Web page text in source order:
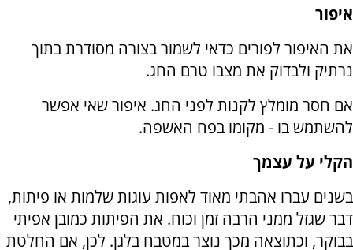
איפור
את האיפור לפורים כדאי לשמור בצורה מסודרת בתוך
נרתיק ולבדוק את מצבו טרם החג.
אם חסר מומלץ לקנות לפני החג. איפור שאי אפשר
להשתמש בו - מקומו בפח האשפה.
הקלי על עצמך
בשנים עברו אהבתי מאוד לאפות עוגות שלמות או פיתות,
דבר שגזל ממני הרבה זמן וכוח. את הפיתות כמובן אפיתי
בבוקר, וכתוצאה מכך נוצר במטבח בלגן. לכן, אם החלטת